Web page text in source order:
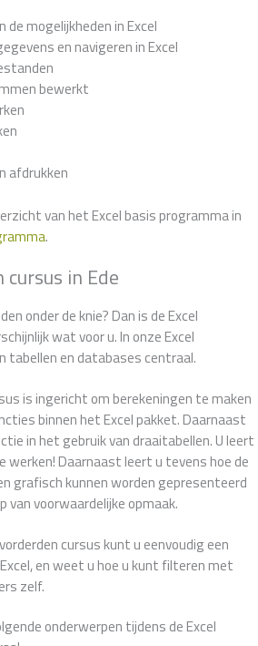
de mogelijkheden in Excel
en navigeren in Excel
bewerkt
afdrukken
van het Excel basis programma in
.
cursus in Ede
onder de knie? Dan is de Excel
wat voor u. In onze Excel
tabellen en databases centraal.
is ingericht om berekeningen te maken
binnen het Excel pakket. Daarnaast
in het gebruik van draaitabellen. U leert
Daarnaast leert u tevens hoe de
grafisch kunnen worden gepresenteerd
van voorwaardelijke opmaak.
cursus kunt u eenvoudig een
en weet u hoe u kunt filteren met
zelf.
onderwerpen tijdens de Excel